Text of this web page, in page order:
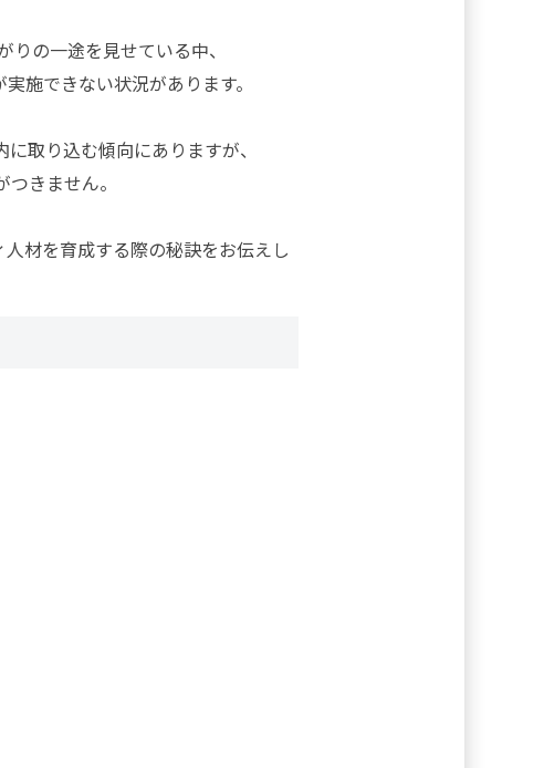
の一途を見せている中、
施できない状況があります。
取り込む傾向にありますが、
きません。
材を育成する際の秘訣をお伝えし